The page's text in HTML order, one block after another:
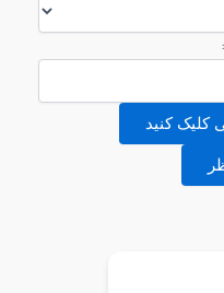
کلیک کنید